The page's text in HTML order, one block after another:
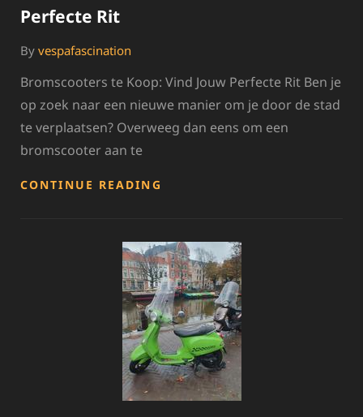
Perfecte Rit
By vespafascination
Bromscooters te Koop: Vind Jouw Perfecte Rit Ben je
op zoek naar een nieuwe manier om je door de stad
te verplaatsen? Overweeg dan eens om een
bromscooter aan te
CONTINUE READING
JOUW
PERFECTE
RIT